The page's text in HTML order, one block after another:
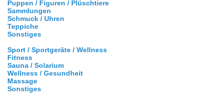
Puppen / Figuren / Plüschtiere
Sammlungen
Schmuck / Uhren
Teppiche
Sonstiges
Sport / Sportgeräte / Wellness
Fitness
Sauna / Solarium
Wellness / Gesundheit
Massage
Sonstiges